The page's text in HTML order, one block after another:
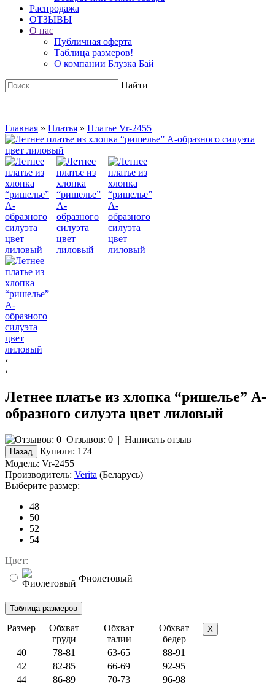
Распродажа
ОТЗЫВЫ
О нас
Публичная оферта
Таблица размеров!
О компании Блузка Бай
Найти
Главная » Платья » Платье Vr-2455
‹
›
Летнее платье из хлопка “ришелье” А-
образного силуэта цвет лиловый
Отзывов: 0 | Написать отзыв
Купили: 174
Модель: Vr-2455
Производитель: Verita (Беларусь)
Выберите размер:
48
50
52
54
Цвет:
Фиолетовый
Размер
Обхват
груди
Обхват
талии
Обхват
бедер
X
40 78-81 63-65
88-91
42
82-85 66-69
92-95
44
86-89 70-73
96-98